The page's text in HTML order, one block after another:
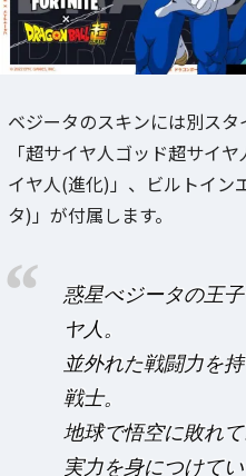
ベジータのスキンには別スタ
「超サイヤ人ゴッド超サイ
イヤ人(進化)」、ビルトイン
タ)」が付属します。
惑星べジータの王
ヤ人。
並外れた戦闘力を
戦士。
地球で悟空に敗れ
実力を身につけて